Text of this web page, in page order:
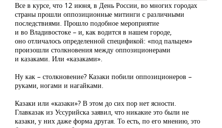
Все в курсе, что 12 июня, в День России, во многих городах
страны прошли оппозиционные митинги с различными
последствиями. Прошло подобное мероприятие
и во Владивостоке – и, как водится в нашем городе,
оно отличалось определенной спецификой: «под пальцем»
произошли столкновения между оппозиционерами
и казаками. Или «казаками».
Ну как – столкновение? Казаки побили оппозиционеров –
руками, ногами и нагайками.
Казаки или «казаки»? В этом до сих пор нет ясности.
Главказак из Уссурийска заявил, что никакие это были не
казаки, у них даже форма другая. То есть, по его мнению, это